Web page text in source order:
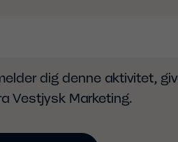
dig denne aktivitet,
Vestjysk Marketing.